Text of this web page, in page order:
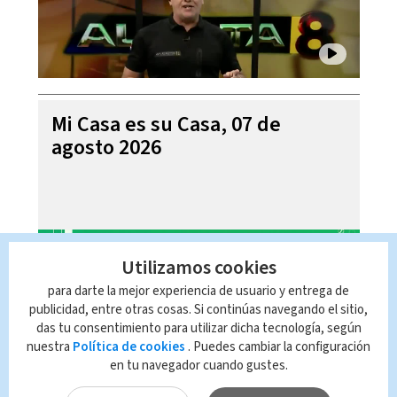
Mi Casa es su Casa, 07 de
agosto 2026
Utilizamos cookies
para darte la mejor experiencia de usuario y entrega de
publicidad, entre otras cosas. Si continúas navegando el sitio,
das tu consentimiento para utilizar dicha tecnología, según
nuestra Política de cookies . Puedes cambiar la configuración
en tu navegador cuando gustes.